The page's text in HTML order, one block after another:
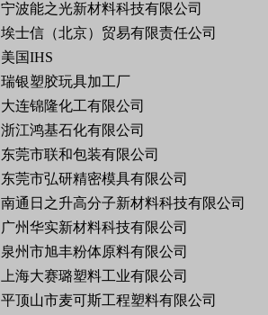
宁波能之光新材料科技有限公司
埃士信（北京）贸易有限责任公司
美国IHS
瑞银塑胶玩具加工厂
大连锦隆化工有限公司
浙江鸿基石化有限公司
东莞市联和包装有限公司
东莞市弘研精密模具有限公司
南通日之升高分子新材料科技有限公司
广州华实新材料科技有限公司
泉州市旭丰粉体原料有限公司
上海大赛璐塑料工业有限公司
平顶山市麦可斯工程塑料有限公司